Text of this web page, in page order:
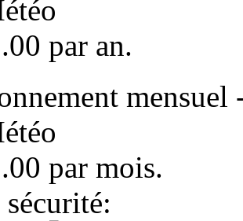
.00 par an.
.00 par mois.